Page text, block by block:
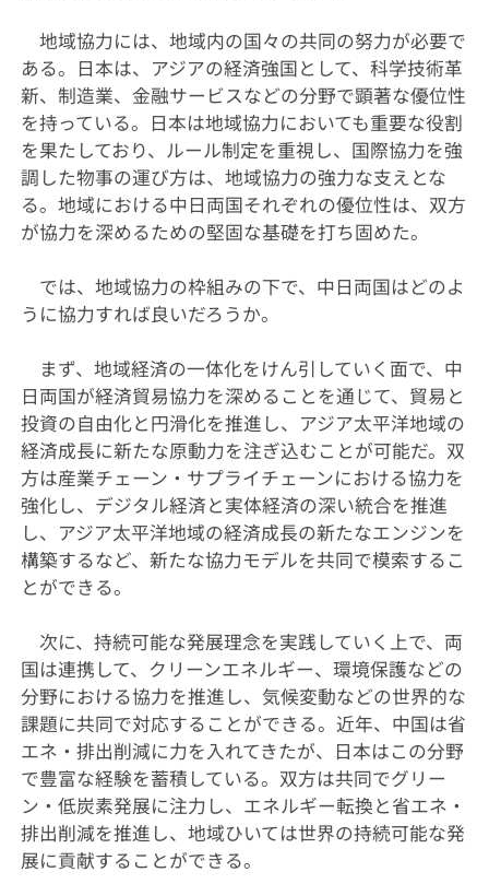
地域協力には、地域内の国々の共同の努力が必要で
ある。日本は、アジアの経済強国として、科学技術革
新、制造業、金融サービスなどの分野で顕著な優位性
を持っている。日本は地域協力においても重要な役割
を果たしており、ルール制定を重視し、国際協力を強
調した物事の運び方は、地域協力の強力な支えとな
る。地域における中日両国それぞれの優位性は、双方
が協力を深めるための堅固な基礎を打ち固めた。
では、地域協力の枠組みの下で、中日両国はどのよ
うに協力すれば良いだろうか。
まず、地域経済の一体化をけん引していく面で、中
日両国が経済貿易協力を深めることを通じて、貿易と
投資の自由化と円滑化を推進し、アジア太平洋地域の
経済成長に新たな原動力を注ぎ込むことが可能だ。双
方は産業チェーン・サプライチェーンにおける協力を
強化し、デジタル経済と実体経済の深い統合を推進
し、アジア太平洋地域の経済成長の新たなエンジンを
構築するなど、新たな協力モデルを共同で模索するこ
とができる。
次に、持続可能な発展理念を実践していく上で、両
国は連携して、クリーンエネルギー、環境保護などの
分野における協力を推進し、気候変動などの世界的な
課題に共同で対応することができる。近年、中国は省
エネ・排出削減に力を入れてきたが、日本はこの分野
で豊富な経験を蓄積している。双方は共同でグリー
ン・低炭素発展に注力し、エネルギー転換と省エネ・
排出削減を推進し、地域ひいては世界の持続可能な発
展に貢献することができる。